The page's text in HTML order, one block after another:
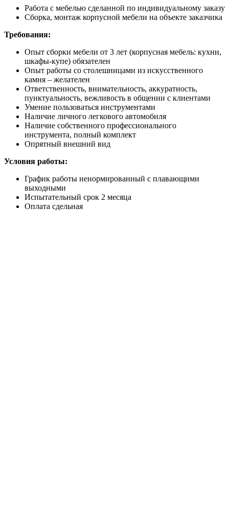
Работа с мебелью сделанной по индивидуальному заказу
Сборка, монтаж корпусной мебели на объекте заказчика
Требования:
Опыт сборки мебели от 3 лет (корпусная мебель: кухни,
шкафы-купе) обязателен
Опыт работы со столешницами из искусственного
камня – желателен
Ответственность, внимательность, аккуратность,
пунктуальность, вежливость в общении с клиентами
Умение пользоваться инструментами
Наличие личного легкового автомобиля
Наличие собственного профессионального
инструмента, полный комплект
Опрятный внешний вид
Условия работы:
График работы ненормированный с плавающими
выходными
Испытательный срок 2 месяца
Оплата сдельная